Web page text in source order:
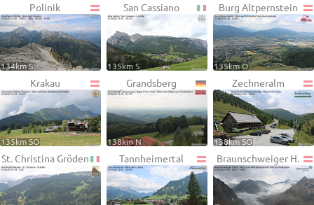
Polinik
134km S
San Cassiano
135km S
Burg Altpernstein
135km O
Krakau
135km SO
Grandsberg
138km N
Zechneralm
138km SO
St. Christina Gröden Tannheimertal Braunschweiger H.